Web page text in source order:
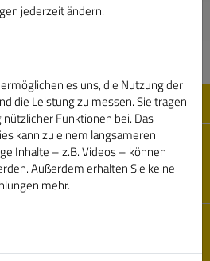
jederzeit ändern.
es uns, die Nutzung der
die Leistung zu messen. Sie tragen
Funktionen bei. Das
kann zu einem langsameren
Inhalte – z.B. Videos – können
Außerdem erhalten Sie keine
mehr.